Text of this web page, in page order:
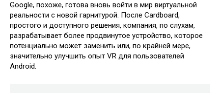
Google, похоже, готова вновь войти в мир виртуальной
реальности с новой гарнитурой. После Cardboard,
простого и доступного решения, компания, по слухам,
разрабатывает более продвинутое устройство, которое
потенциально может заменить или, по крайней мере,
значительно улучшить опыт VR для пользователей
Android.